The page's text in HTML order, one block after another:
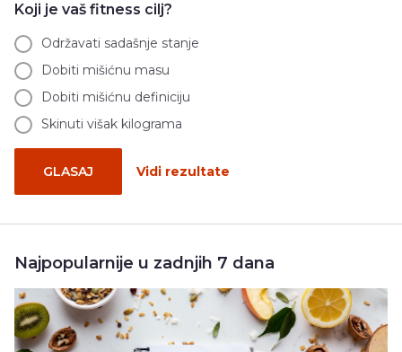
Koji je vaš fitness cilj?
Održavati sadašnje stanje
Dobiti mišićnu masu
Dobiti mišićnu definiciju
Skinuti višak kilograma
GLASAJ Vidi rezultate
Najpopularnije u zadnjih 7 dana